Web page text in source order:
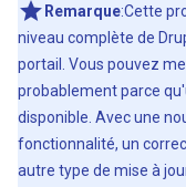
Remarque:Cette
niveau complète de
portail. Vous pouvez
probablement parce
disponible. Avec une
fonctionnalité, un
autre type de mise à